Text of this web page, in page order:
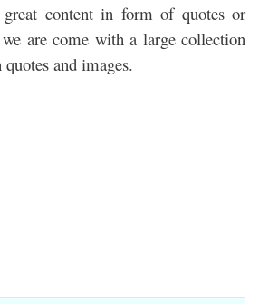
great content in form of quotes or
are come with a large collection
and images.